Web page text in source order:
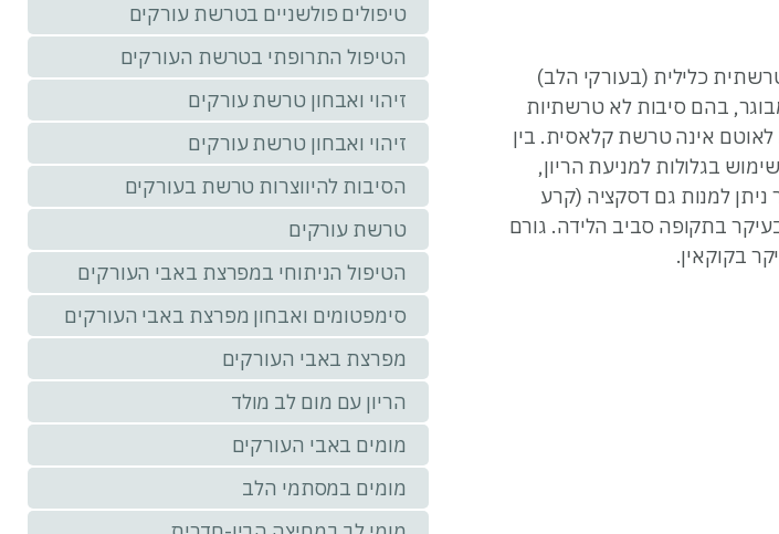
כלילית (בעורקי הלב)
בהם סיבות לא טרשתיות
צעירים, בכ- 20-25% מהמקרים הסיבה לאוטם אינה טרשת קלאסית. בין
בגלולות למניעת הריון,
ניתן למנות גם דסקציה (קרע
בתקופה סביב הלידה. גורם
בקוקאין.
טיפולים פולשניים בטרשת עורקים
הטיפול התרופתי בטרשת העורקים
זיהוי ואבחון טרשת עורקים
זיהוי ואבחון טרשת עורקים
הסיבות להיווצרות טרשת בעורקים
טרשת עורקים
הטיפול הניתוחי במפרצת באבי העורקים
סימפטומים ואבחון מפרצת באבי העורקים
מפרצת באבי העורקים
הריון עם מום לב מולד
מומים באבי העורקים
מומים במסתמי הלב